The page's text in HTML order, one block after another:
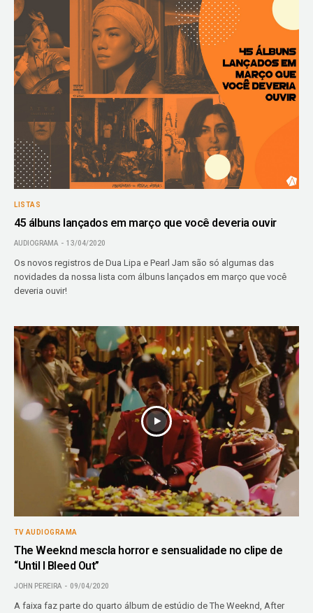
LISTAS
45 álbuns lançados em março que você deveria ouvir
AUDIOGRAMA 13/04/2020
Os novos registros de Dua Lipa e Pearl Jam são só algumas das
novidades da nossa lista com álbuns lançados em março que você
deveria ouvir!
TV AUDIOGRAMA
The Weeknd mescla horror e sensualidade no clipe de
“Until I Bleed Out”
JOHN PEREIRA 09/04/2020
A faixa faz parte do quarto álbum de estúdio de The Weeknd, After